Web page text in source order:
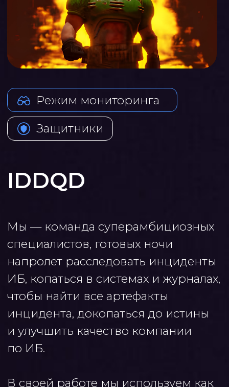
IDDQD
Мы — команда суперамбициозных
специалистов, готовых ночи
напролет расследовать инциденты
ИБ, копаться в системах и журналах,
и улучшить качество компании
по ИБ.
классические методы, так
и инновационные подходы для
защиты всех ИТ-активов компании,
ориентируемся на современные
тенденции, чтобы соответствовать
потребностям бизнеса и ИТ,
в общем — делаем все, чтобы сон
крепким, а системы —
защищенными!
Режим мониторинга
Защитники